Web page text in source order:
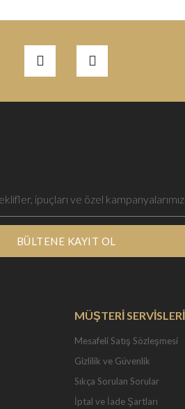
BÜLTENE KAYIT OL
MÜŞTERİ SERVİSLERİ
Mesafeli Satış Sözleşmesi
Gizlilik ve Güvenlik
Sıkça Sorulan Sorular
İptal ve İade Şartları